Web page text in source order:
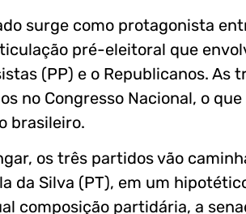
surge como protagonista
pré-eleitoral que
(PP) e o Republicanos. As
no Congresso Nacional, o
brasileiro.
os três partidos vão
da Silva (PT), em um
composição partidária, a